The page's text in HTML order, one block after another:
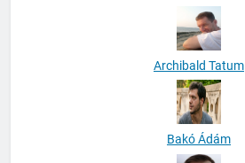
Archibald Tatum
Bakó Ádám